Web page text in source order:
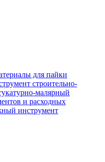
для пайки
строительно-
малярный
и расходных
инструмент